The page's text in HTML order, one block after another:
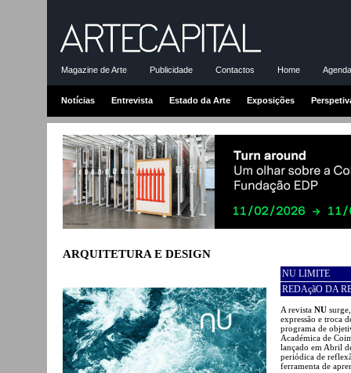
Magazine de Arte Publicidade Contactos Home
Notícias Entrevista Estado da Arte Exposições
ARQUITETURA E DESIGN
NU LIMITE
REDAçãO DA
A revista NU
expressão e troca
programa de
Académica de
lançado em Abril
periódica de
ferramenta de